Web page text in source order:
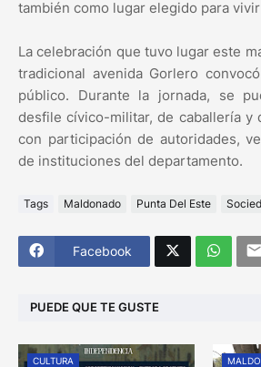
también como lugar elegido para
La celebración que tuvo lugar este
tradicional avenida Gorlero
público. Durante la jornada, se
desfile cívico-militar, de caballería y
con participación de autoridades,
de instituciones del departamento.
Tags Maldonado Punta Del Este
Facebook
PUEDE QUE TE GUSTE
CULTURA